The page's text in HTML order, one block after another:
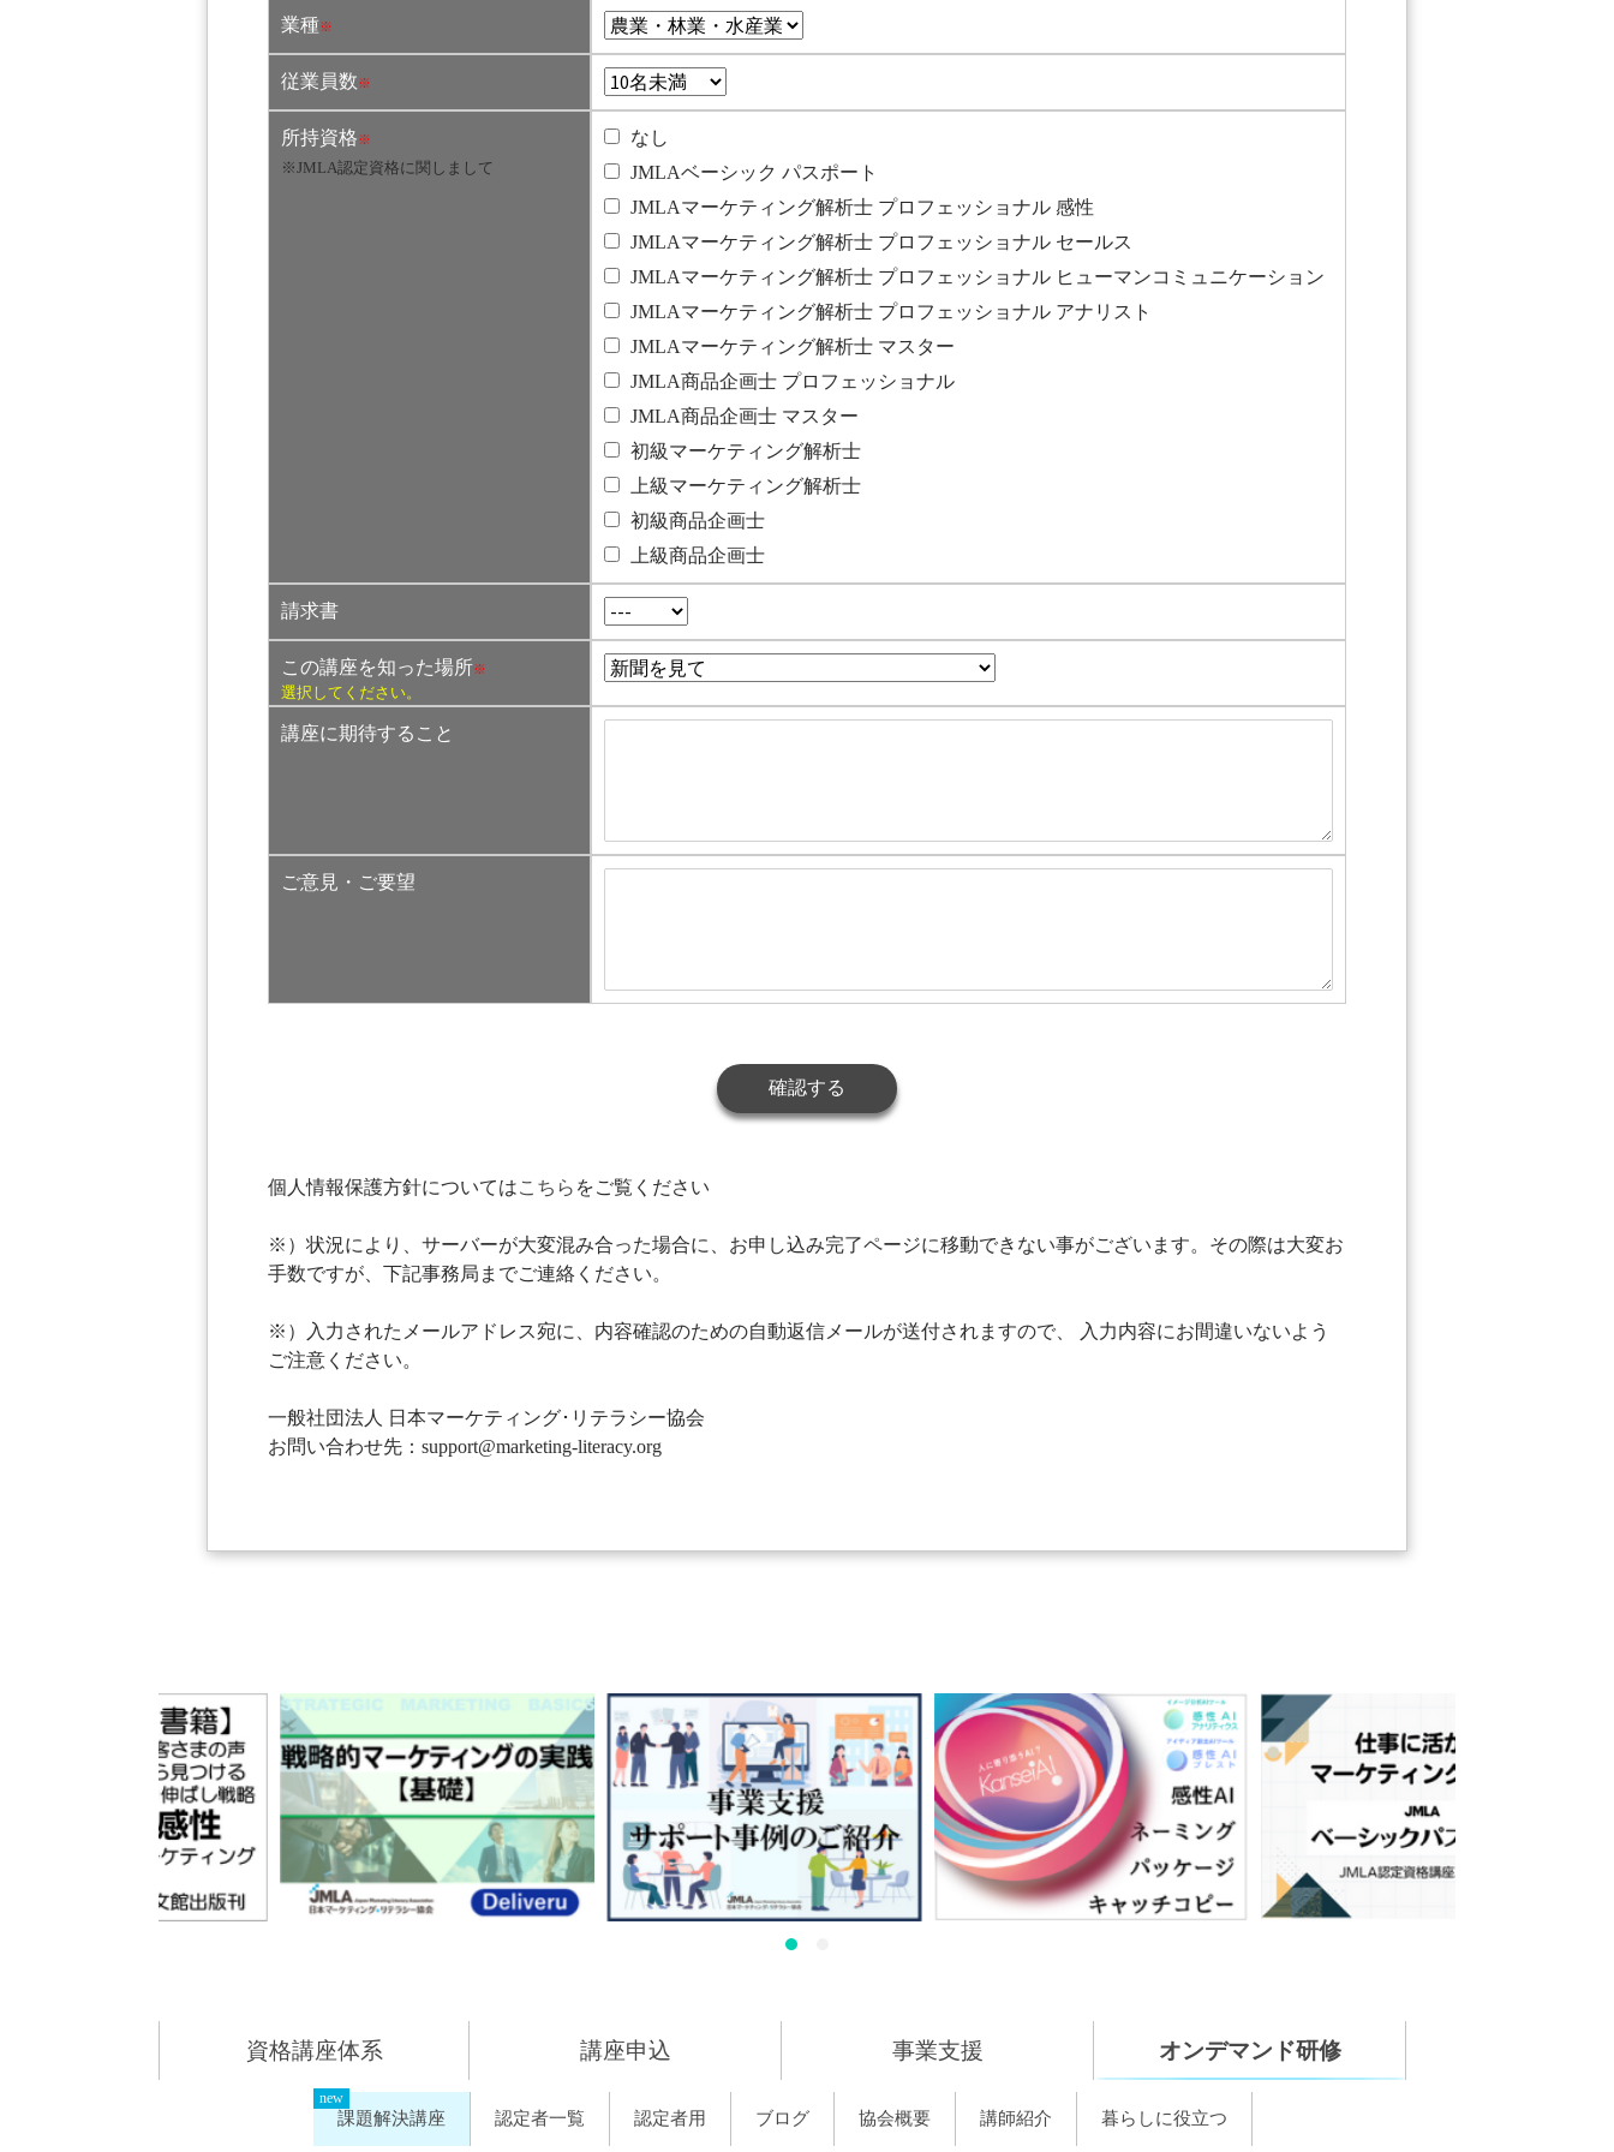
業種※
従業員数※
所持資格※
※JMLA認定資格に関しまして
なし
JMLAベーシック パスポート
JMLAマーケティング解析士 プロフェッショナル 感性
JMLAマーケティング解析士 プロフェッショナル セールス
JMLAマーケティング解析士 プロフェッショナル ヒューマンコミュニケーション
JMLAマーケティング解析士 プロフェッショナル アナリスト
JMLAマーケティング解析士 マスター
JMLA商品企画士 プロフェッショナル
JMLA商品企画士 マスター
初級マーケティング解析士
上級マーケティング解析士
初級商品企画士
上級商品企画士
請求書
この講座を知った場所※
選択してください。
講座に期待すること
ご意見・ご要望
個人情報保護方針についてはこちら をご覧ください
※）状況により、サーバーが大変混み合った場合に、お申し込み完了ページに移動できない事がございます。その際は大変お
手数ですが、下記事務局までご連絡ください。
※）入力されたメールアドレス宛に、内容確認のための自動返信メールが送付されますので、 入力内容にお間違いないよう
ご注意ください。
一般社団法人 日本マーケティング･リテラシー協会
お問い合わせ先：support@marketing-literacy.org
資格講座体系 講座申込 事業支援 オンデマンド研修
課題解決講座 認定者一覧 認定者用 ブログ 協会概要 講師紹介 暮らしに役立つ